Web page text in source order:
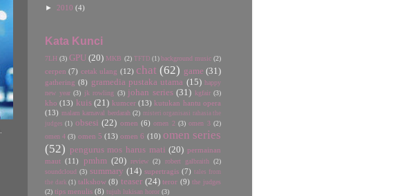
► 2010 (4)
Kata Kunci
7LH (3) GPU (20) MKB (2) TFTD (1) background music (2)
cerpen (7) cetak ulang (12) chat (62) game (31)
gathering (8) gramedia pustaka utama (15) happy
new year (3) jk rowling (3) johan series (31) kgfair (3)
kho (13) kuis (21) kumcer (13) kutukan hantu opera
(13) malam karnaval berdarah (2) misteri organisasi rahasia the
judges (1) obsesi (22) omen (6) omen 2 (3) omen 3 (2)
omen 4 (3) omen 5 (13) omen 6 (10) omen series
(52) pengurus mos harus mati (20) permainan
maut (11) pmhm (20) review (2) robert galbraith
(2)
soundcloud (3) summary (14) supertragis (7) tales from
the dark (1) talkshow (8) teaser (24) teror (9) the judges
(2) tips menulis (8) tujuh lukisan horor (3)